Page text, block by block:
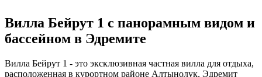
Вилла Бейрут 1 с панорамным видом и
бассейном в Эдремите
Вилла Бейрут 1 - это эксклюзивная частная вилла для отдыха,
расположенная в курортном районе Алтынолук, Эдремит